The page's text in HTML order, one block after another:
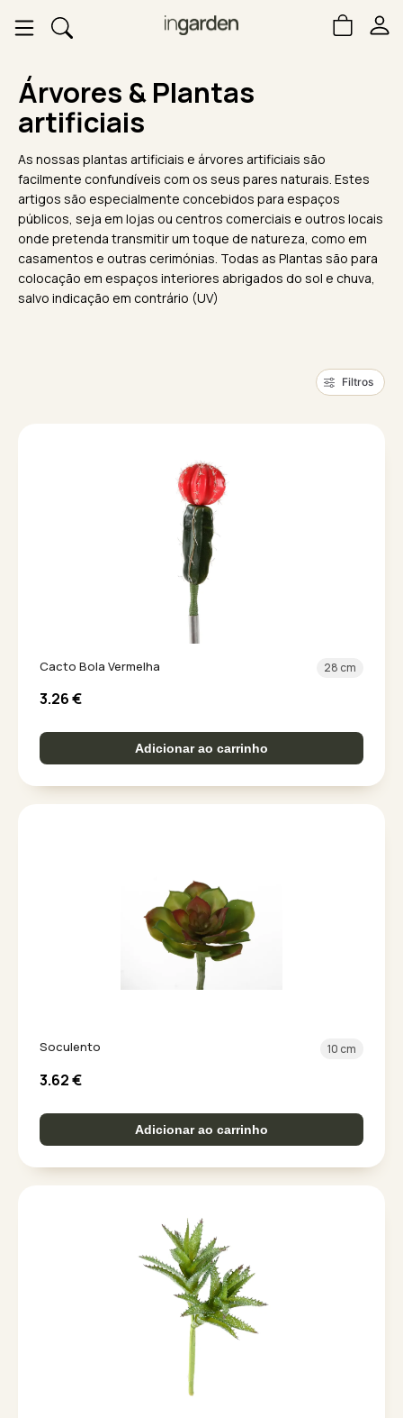
Árvores & Plantas
artificiais
As nossas plantas artificiais e árvores artificiais são
facilmente confundíveis com os seus pares naturais. Estes
artigos são especialmente concebidos para espaços
públicos, seja em lojas ou centros comerciais e outros locais
onde pretenda transmitir um toque de natureza, como em
casamentos e outras cerimónias. Todas as Plantas são para
colocação em espaços interiores abrigados do sol e chuva,
salvo indicação em contrário (UV)
Filtros
Cacto Bola Vermelha 28 cm
3.26€
Adicionar ao carrinho
Soculento 10 cm
3.62€
Adicionar ao carrinho